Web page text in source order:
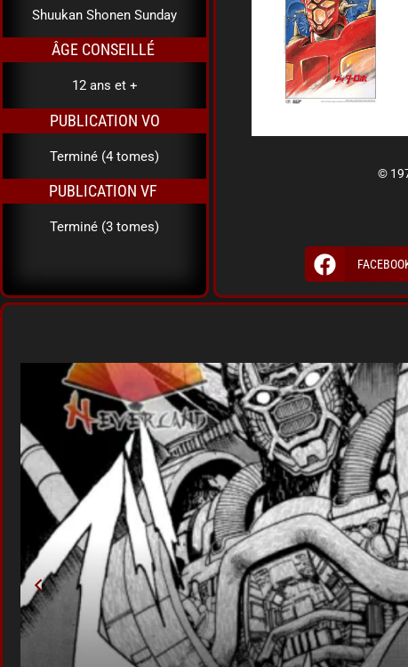
Shuukan Shonen Sunday
ÂGE CONSEILLÉ
12 ans et +
PUBLICATION VO
Terminé (4 tomes)
PUBLICATION VF
Terminé (3 tomes)
©